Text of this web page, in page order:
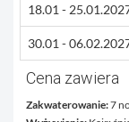
18.01 -
30.01 -
Cena zawiera
Zakwaterowanie:7